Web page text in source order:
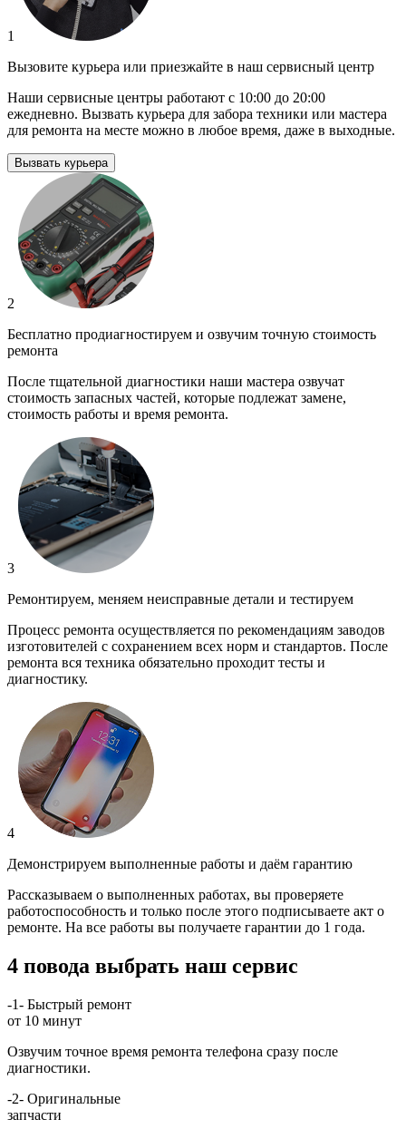
1
Вызовите курьера или приезжайте в наш сервисный центр
Наши сервисные центры работают с 10:00 до 20:00
ежедневно. Вызвать курьера для забора техники или мастера
для ремонта на месте можно в любое время, даже в выходные.
Вызвать курьера
2
Бесплатно продиагностируем и озвучим точную стоимость
ремонта
После тщательной диагностики наши мастера озвучат
стоимость запасных частей, которые подлежат замене,
стоимость работы и время ремонта.
3
Ремонтируем, меняем неисправные детали и тестируем
Процесс ремонта осуществляется по рекомендациям заводов
изготовителей с сохранением всех норм и стандартов. После
ремонта вся техника обязательно проходит тесты и
диагностику.
4
Демонстрируем выполненные работы и даём гарантию
Рассказываем о выполненных работах, вы проверяете
работоспособность и только после этого подписываете акт о
ремонте. На все работы вы получаете гарантии до 1 года.
4 повода выбрать наш сервис
-1- Быстрый ремонт
от 10 минут
Озвучим точное время ремонта телефона сразу после
диагностики.
-2- Оригинальные
запчасти